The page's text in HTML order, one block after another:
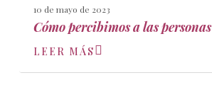
10 de mayo de 2023
Cómo percibimos a las personas
LEER MÁS